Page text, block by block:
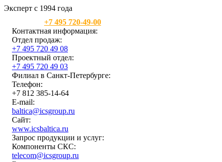
Эксперт с 1994 года
+7 495 720-49-00
Контактная информация:
Отдел продаж:
+7 495 720 49 08
Проектный отдел:
+7 495 720 49 03
Филиал в Санкт-Петербурге:
Телефон:
+7 812 385-14-64
E-mail:
baltica@icsgroup.ru
Сайт:
www.icsbaltica.ru
Запрос продукции и услуг:
Компоненты СКС:
telecom@icsgroup.ru